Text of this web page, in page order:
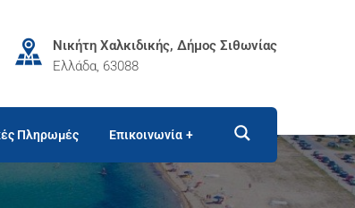
Νικήτη Χαλκιδικής, Δήμος Σιθωνίας
Ελλάδα, 63088
Πληρωμές Επικοινωνία